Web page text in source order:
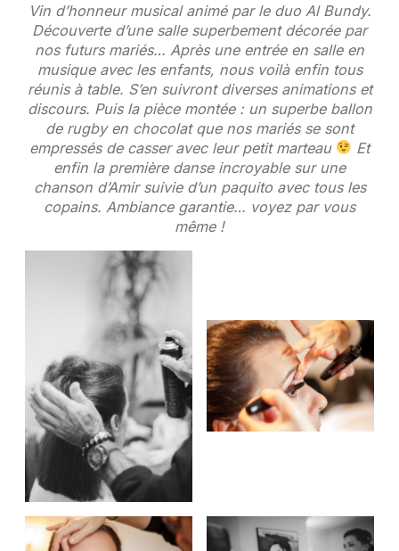
Vin d’honneur musical animé par le duo Al Bundy.
Découverte d’une salle superbement décorée par
nos futurs mariés… Après une entrée en salle en
musique avec les enfants, nous voilà enfin tous
réunis à table. S’en suivront diverses animations et
discours. Puis la pièce montée : un superbe ballon
de rugby en chocolat que nos mariés se sont
empressés de casser avec leur petit marteau
Et
enfin la première danse incroyable sur une
chanson d’Amir suivie d’un paquito avec tous les
copains. Ambiance garantie… voyez par vous
même !